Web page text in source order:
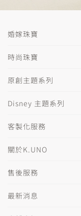
婚嫁珠寶
時尚珠寶
原創主題系列
Disney 主題系列
客製化服務
關於K.UNO
售後服務
最新消息